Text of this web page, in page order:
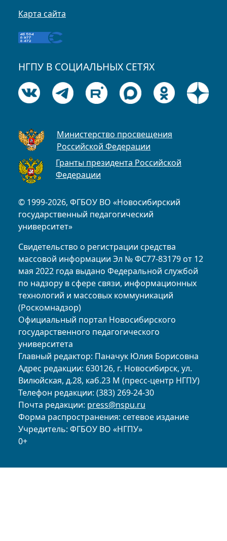
© 1999-2026, ФГБОУ ВО «Новосибирский
государственный педагогический
университет»
Свидетельство о регистрации средства
массовой информации Эл № ФС77-83179 от 12
мая 2022 года выдано Федеральной службой
по надзору в сфере связи, информационных
технологий и массовых коммуникаций
(Роскомнадзор)
Официальный портал Новосибирского
государственного педагогического
университета
Главный редактор: Паначук Юлия Борисовна
Адрес редакции: 630126, г. Новосибирск, ул.
Вилюйская, д.28, каб.23 М (пресс-центр НГПУ)
Телефон редакции: (383) 269-24-30
Почта редакции: press@nspu.ru
Форма распространения: сетевое издание
Учредитель: ФГБОУ ВО «НГПУ»
0+
Карта сайта
НГПУ В СОЦИАЛЬНЫХ СЕТЯХ
Министерство просвещения
Российской Федерации
Гранты президента Российской
Федерации